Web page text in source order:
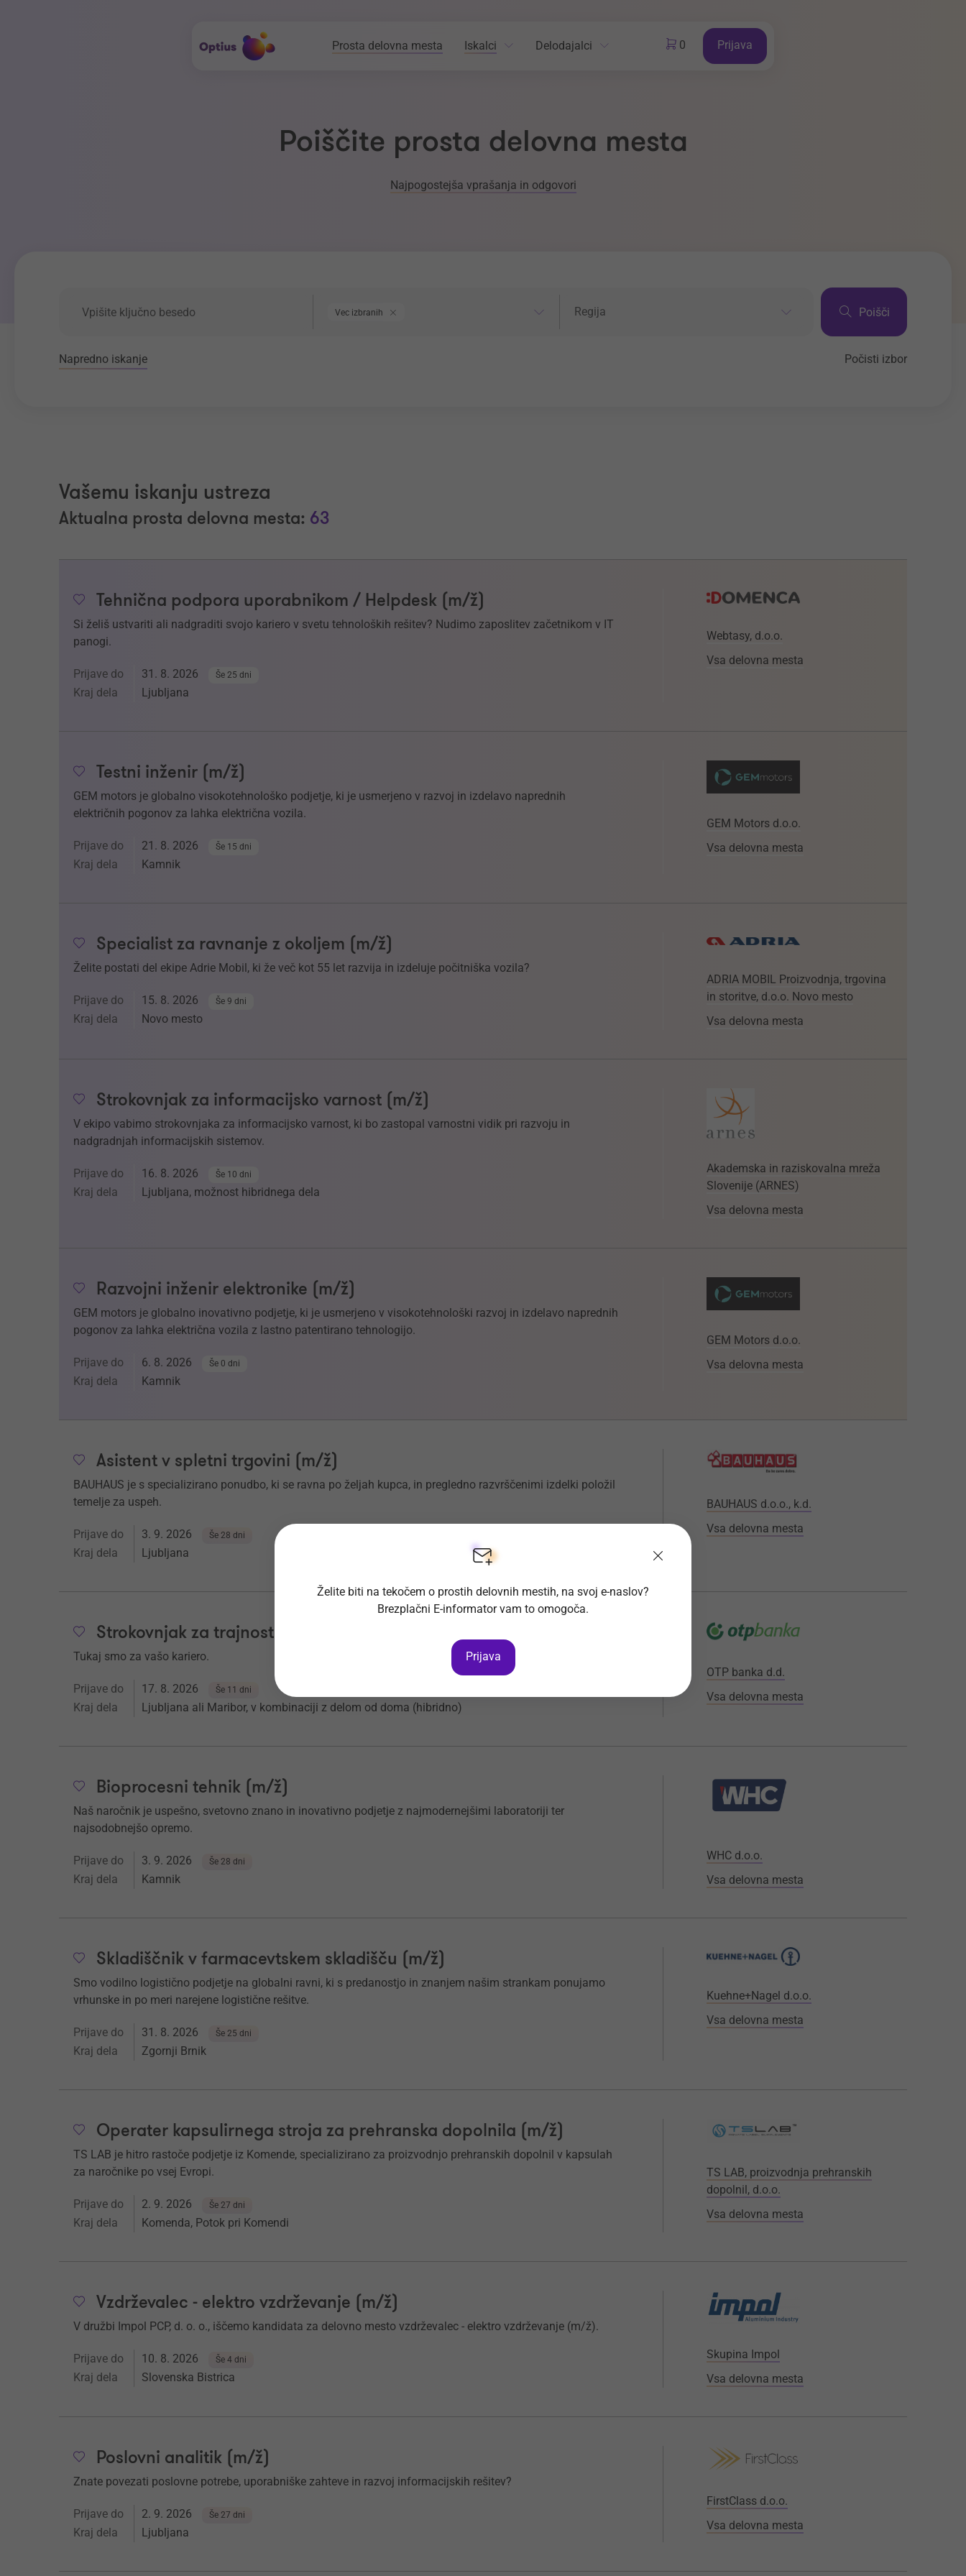
Prosta delovna mesta Iskalci Delodajalci 0 Prijava
Poiščite prosta delovna mesta
Najpogostejša vprašanja in odgovori
Vec izbranih Regija Poišči
Napredno iskanje Počisti izbor
Vašemu iskanju ustreza
Aktualna prosta delovna mesta: 63
Tehnična podpora uporabnikom / Helpdesk (m/ž)
Si želiš ustvariti ali nadgraditi svojo kariero v svetu tehnoloških rešitev? Nudimo zaposlitev začetnikom v IT
panogi.
Prijave do 31. 8. 2026 Še 25 dni
Kraj dela Ljubljana
Webtasy, d.o.o.
Vsa delovna mesta
Testni inženir (m/ž)
GEM motors je globalno visokotehnološko podjetje, ki je usmerjeno v razvoj in izdelavo naprednih
električnih pogonov za lahka električna vozila.
Prijave do 21. 8. 2026 Še 15 dni
Kraj dela Kamnik
GEM Motors d.o.o.
Vsa delovna mesta
Specialist za ravnanje z okoljem (m/ž)
Želite postati del ekipe Adrie Mobil, ki že več kot 55 let razvija in izdeluje počitniška vozila?
Prijave do 15. 8. 2026 Še 9 dni
Kraj dela Novo mesto
ADRIA MOBIL Proizvodnja, trgovina
in storitve, d.o.o. Novo mesto
Vsa delovna mesta
Strokovnjak za informacijsko varnost (m/ž)
V ekipo vabimo strokovnjaka za informacijsko varnost, ki bo zastopal varnostni vidik pri razvoju in
nadgradnjah informacijskih sistemov.
Prijave do 16. 8. 2026 Še 10 dni
Kraj dela Ljubljana, možnost hibridnega dela
Akademska in raziskovalna mreža
Slovenije (ARNES)
Vsa delovna mesta
Razvojni inženir elektronike (m/ž)
GEM motors je globalno inovativno podjetje, ki je usmerjeno v visokotehnološki razvoj in izdelavo naprednih
pogonov za lahka električna vozila z lastno patentirano tehnologijo.
Prijave do 6. 8. 2026 Še 0 dni
Kraj dela Kamnik
GEM Motors d.o.o.
Vsa delovna mesta
Asistent v spletni trgovini (m/ž)
BAUHAUS je s specializirano ponudbo, ki se ravna po željah kupca, in pregledno razvrščenimi izdelki položil
temelje za uspeh.
Prijave do 3. 9. 2026 Še 28 dni
Kraj dela Ljubljana
BAUHAUS d.o.o., k.d.
Vsa delovna mesta
Strokovnjak za trajnost (m/ž)
Tukaj smo za vašo kariero.
Prijave do 17. 8. 2026 Še 11 dni
Kraj dela Ljubljana ali Maribor, v kombinaciji z delom od doma (hibridno)
OTP banka d.d.
Vsa delovna mesta
Bioprocesni tehnik (m/ž)
Naš naročnik je uspešno, svetovno znano in inovativno podjetje z najmodernejšimi laboratoriji ter
najsodobnejšo opremo.
Prijave do 3. 9. 2026 Še 28 dni
Kraj dela Kamnik
WHC d.o.o.
Vsa delovna mesta
Skladiščnik v farmacevtskem skladišču (m/ž)
Smo vodilno logistično podjetje na globalni ravni, ki s predanostjo in znanjem našim strankam ponujamo
vrhunske in po meri narejene logistične rešitve.
Prijave do 31. 8. 2026 Še 25 dni
Kraj dela Zgornji Brnik
Kuehne+Nagel d.o.o.
Vsa delovna mesta
Operater kapsulirnega stroja za prehranska dopolnila (m/ž)
TS LAB je hitro rastoče podjetje iz Komende, specializirano za proizvodnjo prehranskih dopolnil v kapsulah
za naročnike po vsej Evropi.
Prijave do 2. 9. 2026 Še 27 dni
Kraj dela Komenda, Potok pri Komendi
TS LAB, proizvodnja prehranskih
dopolnil, d.o.o.
Vsa delovna mesta
Vzdrževalec - elektro vzdrževanje (m/ž)
V družbi Impol PCP, d. o. o., iščemo kandidata za delovno mesto vzdrževalec - elektro vzdrževanje (m/ž).
Prijave do 10. 8. 2026 Še 4 dni
Kraj dela Slovenska Bistrica
Skupina Impol
Vsa delovna mesta
Poslovni analitik (m/ž)
Znate povezati poslovne potrebe, uporabniške zahteve in razvoj informacijskih rešitev?
Prijave do 2. 9. 2026 Še 27 dni
Kraj dela Ljubljana
FirstClass d.o.o.
Vsa delovna mesta
Želite biti na tekočem o prostih delovnih mestih, na svoj e-naslov?
Brezplačni E-informator vam to omogoča.
Prijava